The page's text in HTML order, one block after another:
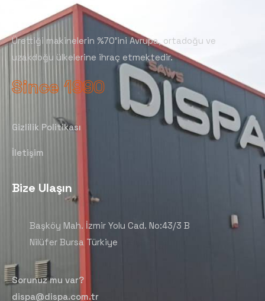
Ürettiği makinelerin %70’ini Avrupa, ortadoğu ve
uzakdoğu ülkelerine ihraç etmektedir.
Since 1990
Gizlilik Politikası
İletişim
Bize Ulaşın
Başköy Mah. İzmir Yolu Cad. No:43/3 B
Nilüfer Bursa Türkiye
Sorunuz mu var?
dispa@dispa.com.tr